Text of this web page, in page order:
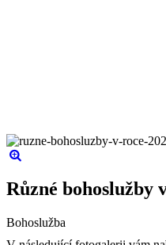
Různé bohoslužby
Bohoslužba